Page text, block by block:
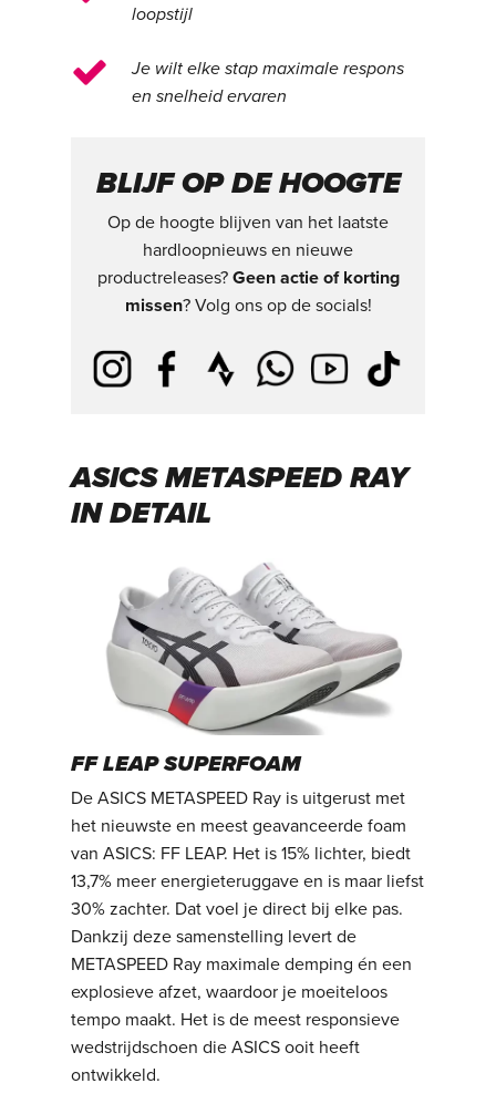
loopstijl
Je wilt elke stap maximale respons
en snelheid ervaren
BLIJF OP DE HOOGTE
Op de hoogte blijven van het laatste
hardloopnieuws en nieuwe
productreleases? Geen actie of korting
missen? Volg ons op de socials!
ASICS METASPEED RAY
IN DETAIL
FF LEAP SUPERFOAM
De ASICS METASPEED Ray is uitgerust met
het nieuwste en meest geavanceerde foam
van ASICS: FF LEAP. Het is 15% lichter, biedt
13,7% meer energieteruggave en is maar liefst
30% zachter. Dat voel je direct bij elke pas.
Dankzij deze samenstelling levert de
METASPEED Ray maximale demping én een
explosieve afzet, waardoor je moeiteloos
tempo maakt. Het is de meest responsieve
wedstrijdschoen die ASICS ooit heeft
ontwikkeld.